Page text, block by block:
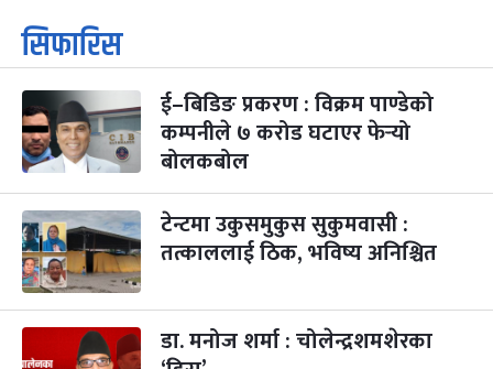
१
आइत
कार्तिक सङ्क्रान्ति
कार्तिक १, २०८३
३
मंगल
महानवमी
कार्तिक ३, २०८३-Oct 20, 2026
२ महिना बाँकी
४
५
बिहि
पापा‌ङ्कुशा एकादशी व्रत
कार्तिक ५, २०८३
२ महिना बाँकी
आइत
कुकुर तिहार
कार्तिक २२, २०८३-Nov 8, 2026
३ महिना बाँकी
सिफारिस
ई–बिडिङ प्रकरण : विक्रम पाण्डेको
कम्पनीले ७ करोड घटाएर फेर्‍यो
बोलकबोल
टेन्टमा उकुसमुकुस सुकुमवासी :
तत्काललाई ठिक, भविष्य अनिश्चित
डा. मनोज शर्मा : चोलेन्द्रशमशेरका